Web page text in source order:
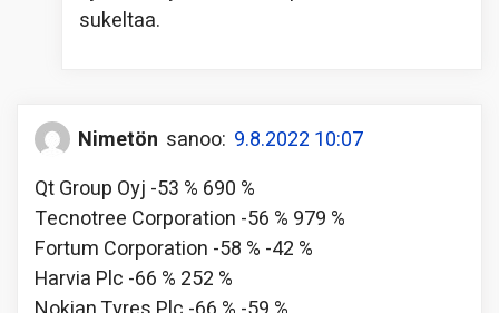
sukeltaa.
Nimetön sanoo: 9.8.2022 10:07
Qt Group Oyj -53 % 690 %
Tecnotree Corporation -56 % 979 %
Fortum Corporation -58 % -42 %
Harvia Plc -66 % 252 %